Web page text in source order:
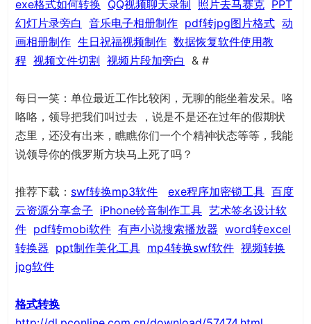
exe格式如何转换 QQ视频聊天录制 照片去马赛克 PPT
幻灯片录旁白 音乐电子相册制作 pdf转jpg图片格式 动
画相册制作 生日祝福视频制作 数据恢复软件使用教
程 视频文件切割 视频片段加旁白 & #
每日一笑：单位最近工作比较闲，无聊的能坐着发呆。咯
咯咯，领导把我们叫过去 ，说是不是还在过年的假期状
态里，还没有出来，瞧瞧你们一个个精神状态等等，我能
说领导你的俄罗斯方块马上死了吗？
推荐下载： swf转换mp3软件 exe程序加密锁工具 百度
云资源分享盒子 iPhone铃音制作工具 艺术签名设计软
件 pdf转mobi软件 有声小说搜索播放器 word转excel
转换器 ppt制作美化工具 mp4转换swf软件 视频转换
jpg软件
格式转换